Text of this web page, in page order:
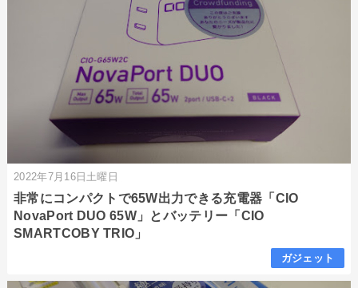
2022年7月16日土曜日
非常にコンパクトで65W出力できる充電器「CIO
NovaPort DUO 65W」とバッテリー「CIO
SMARTCOBY TRIO」
ガジェット